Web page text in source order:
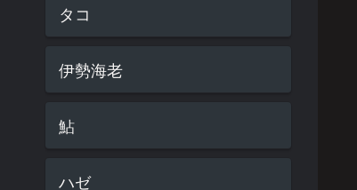
タコ
伊勢海老
鮎
ハゼ